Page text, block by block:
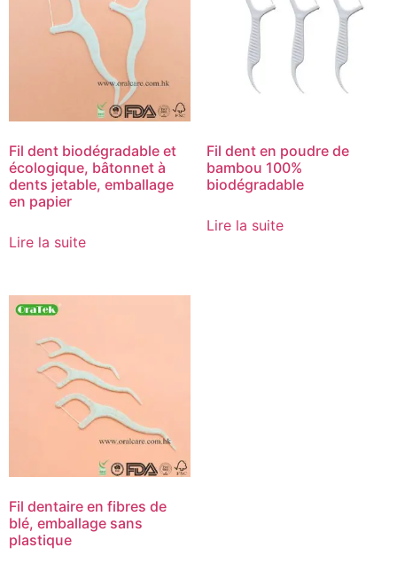
Fil dent biodégradable et
écologique, bâtonnet à
dents jetable, emballage
en papier
Lire la suite
Fil dent en poudre de
bambou 100%
biodégradable
Lire la suite
Fil dentaire en fibres de
blé, emballage sans
plastique